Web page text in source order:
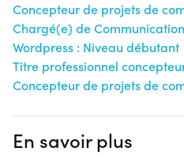
Concepteur de projets de
Chargé(e) de
Wordpress : Niveau débutant
Titre professionnel
Concepteur de projets de
En savoir plus